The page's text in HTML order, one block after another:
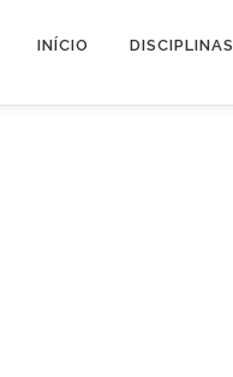
INÍCIO DISCIPLINAS